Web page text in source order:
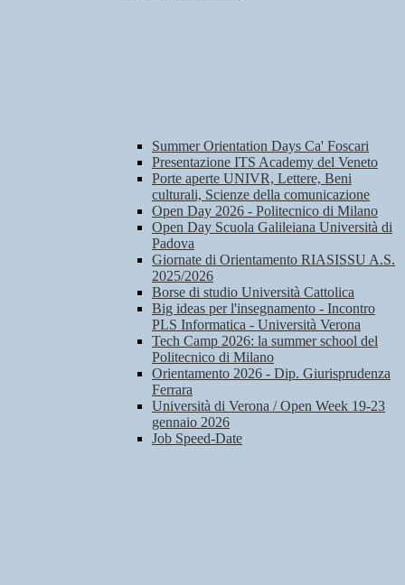
Summer Orientation Days Ca' Foscari
Presentazione ITS Academy del Veneto
Porte aperte UNIVR, Lettere, Beni
culturali, Scienze della comunicazione
Open Day 2026 - Politecnico di Milano
Open Day Scuola Galileiana Università di
Padova
Giornate di Orientamento RIASISSU A.S.
2025/2026
Borse di studio Università Cattolica
Big ideas per l'insegnamento - Incontro
PLS Informatica - Università Verona
Tech Camp 2026: la summer school del
Politecnico di Milano
Orientamento 2026 - Dip. Giurisprudenza
Ferrara
Università di Verona / Open Week 19-23
gennaio 2026
Job Speed-Date